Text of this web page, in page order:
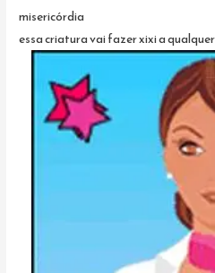
misericórdia
essa criatura vai fazer xixi a